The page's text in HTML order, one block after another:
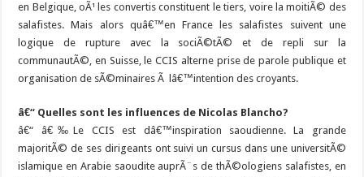
en Belgique, oÃ¹ les convertis constituent le tiers, voire la moitiÃ© des
salafistes. Mais alors quâ€™en France les salafistes suivent une
logique de rupture avec la sociÃ©tÃ© et de repli sur la
communautÃ©, en Suisse, le CCIS alterne prise de parole publique et
organisation de sÃ©minaires Ã lâ€™intention des croyants.
â€“ Quelles sont les influences de Nicolas Blancho?
â€“ â€‰Le CCIS est dâ€™inspiration saoudienne. La grande
majoritÃ© de ses dirigeants ont suivi un cursus dans une universitÃ©
islamique en Arabie saoudite auprÃ¨s de thÃ©ologiens salafistes, en